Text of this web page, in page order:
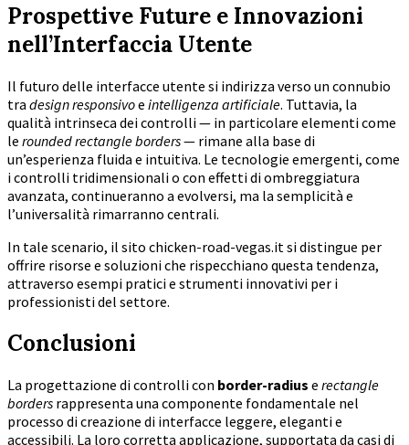
Prospettive Future e Innovazioni
nell’Interfaccia Utente
Il futuro delle interfacce utente si indirizza verso un connubio
tra design responsivoe intelligenza artificiale. Tuttavia, la
qualità intrinseca dei controlli — in particolare elementi come
le rounded rectangle borders— rimane alla base di
un’esperienza fluida e intuitiva. Le tecnologie emergenti, come
i controlli tridimensionali o con effetti di ombreggiatura
avanzata, continueranno a evolversi, ma la semplicità e
l’universalità rimarranno centrali.
In tale scenario, il sito chicken-road-vegas.it si distingue per
offrire risorse e soluzioni che rispecchiano questa tendenza,
attraverso esempi pratici e strumenti innovativi per i
professionisti del settore.
Conclusioni
La progettazione di controlli con border-radius e rectangle
borders rappresenta una componente fondamentale nel
processo di creazione di interfacce leggere, eleganti e
accessibili. La loro corretta applicazione, supportata da casi di